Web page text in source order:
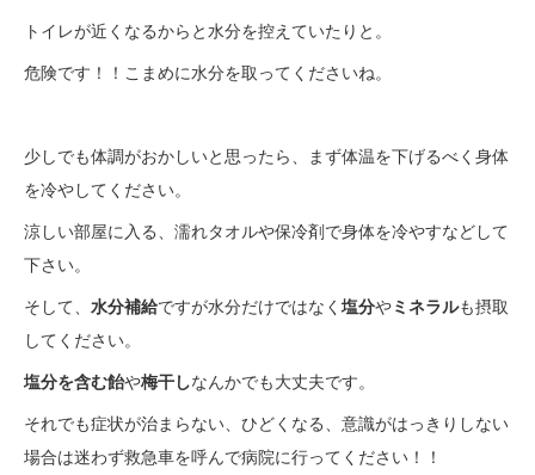
トイレが近くなるからと水分を控えていたりと。
危険です！！こまめに水分を取ってくださいね。
少しでも体調がおかしいと思ったら、まず体温を下げるべく身体
を冷やしてください。
涼しい部屋に入る、濡れタオルや保冷剤で身体を冷やすなどして
下さい。
そして、 水分補給ですが水分だけではなく 塩分やミネラルも摂取
してください。
塩分を含む飴や梅干しなんかでも大丈夫です。
それでも症状が治まらない、ひどくなる、意識がはっきりしない
場合は迷わず救急車を呼んで病院に行ってください！！